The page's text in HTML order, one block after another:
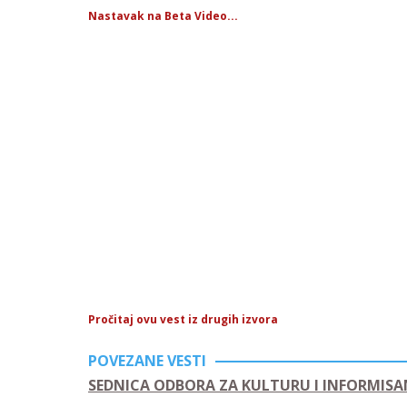
Nastavak na Beta Video...
Pročitaj ovu vest iz drugih izvora
POVEZANE VESTI
SEDNICA ODBORA ZA KULTURU I